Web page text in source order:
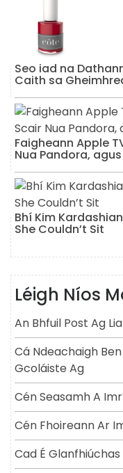
Seo iad na
Caith sa
Faigheann Apple
Nua Pandora,
Bhí Kim
She Couldn’t Sit
Léigh Níos
An Bhfuil Post Ag
Cá Ndeachaigh
Gcoláiste Ag
Cén Seasamh A
Cén Fhoireann Ar
Cad É